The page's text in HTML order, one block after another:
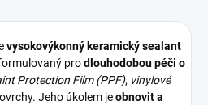
vysokovýkonný keramický sealant
prodlouhodobou péči o
Protection Film (PPF), vinylové
Jeho úkolem jeobnovit a